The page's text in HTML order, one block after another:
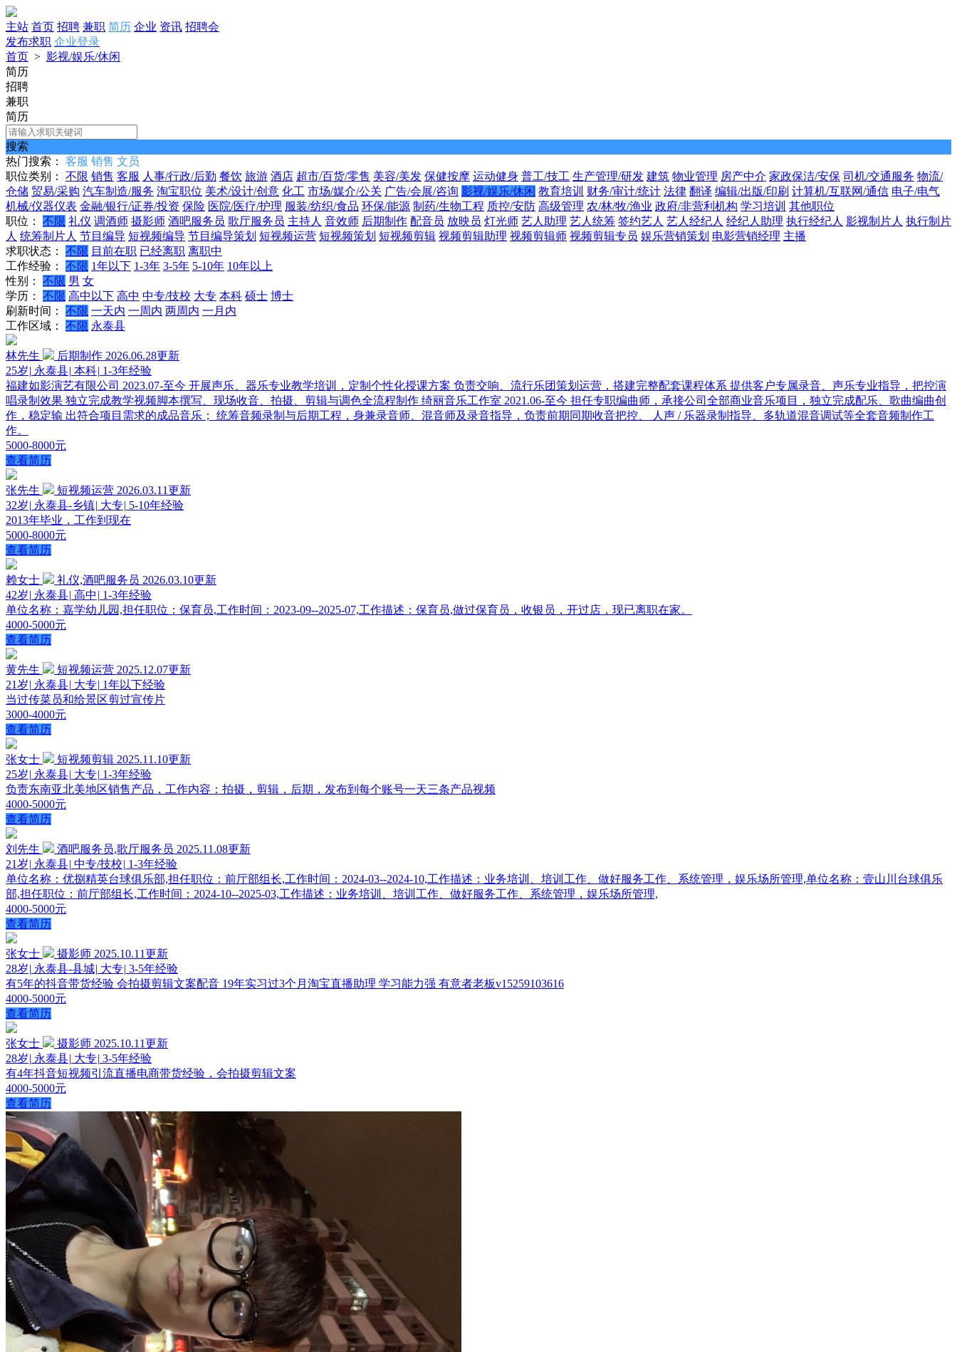
主站 首页 招聘 兼职 简历 企业 资讯 招聘会
发布求职 企业登录
首页 > 影视/娱乐/休闲
简历
招聘
兼职
简历
搜索
热门搜索：
客服 销售 文员
职位类别：
不限 销售 客服 人事/行政/后勤 餐饮 旅游 酒店 超市/百货/零售 美容/美发 保健按摩 运动健身 普工/技工 生产管理/研发 建筑 物业管理 房产中介 家政保洁/安保 司机/交通服务 物流/
仓储 贸易/采购 汽车制造/服务 淘宝职位 美术/设计/创意 化工 市场/媒介/公关 广告/会展/咨询 影视/娱乐/休闲 教育培训 财务/审计/统计 法律 翻译 编辑/出版/印刷 计算机/互联网/通信 电子/电气
机械/仪器仪表 金融/银行/证券/投资 保险 医院/医疗/护理 服装/纺织/食品 环保/能源 制药/生物工程 质控/安防 高级管理 农/林/牧/渔业 政府/非营利机构 学习培训 其他职位
职位：
不限 礼仪 调酒师 摄影师 酒吧服务员 歌厅服务员 主持人 音效师 后期制作 配音员 放映员 灯光师 艺人助理 艺人统筹 签约艺人 艺人经纪人 经纪人助理 执行经纪人 影视制片人 执行制片
人 统筹制片人 节目编导 短视频编导 节目编导策划 短视频运营 短视频策划 短视频剪辑 视频剪辑助理 视频剪辑师 视频剪辑专员 娱乐营销策划 电影营销经理 主播
求职状态：
不限 目前在职 已经离职 离职中
工作经验：
不限 1年以下 1-3年 3-5年 5-10年 10年以上
性别：
不限 男 女
学历：
不限 高中以下 高中 中专/技校 大专 本科 硕士 博士
刷新时间：
不限 一天内 一周内 两周内 一月内
工作区域：
不限 永泰县
林先生 后期制作 2026.06.28更新
25岁| 永泰县| 本科| 1-3年经验
福建如影演艺有限公司 2023.07-至今 开展声乐、器乐专业教学培训，定制个性化授课方案 负责交响、流行乐团策划运营，搭建完整配套课程体系 提供客户专属录音、声乐专业指导，把控演
唱录制效果 独立完成教学视频脚本撰写、现场收音、拍摄、剪辑与调色全流程制作 绮丽音乐工作室 2021.06-至今 担任专职编曲师，承接公司全部商业音乐项目，独立完成配乐、歌曲编曲创
作，稳定输 出符合项目需求的成品音乐； 统筹音频录制与后期工程，身兼录音师、混音师及录音指导，负责前期同期收音把控、 人声 / 乐器录制指导、多轨道混音调试等全套音频制作工
作。
5000-8000元
查看简历
张先生 短视频运营 2026.03.11更新
32岁| 永泰县-乡镇| 大专| 5-10年经验
2013年毕业，工作到现在
5000-8000元
查看简历
赖女士 礼仪,酒吧服务员 2026.03.10更新
42岁| 永泰县| 高中 | 1-3年经验
单位名称：嘉学幼儿园,担任职位：保育员,工作时间：2023-09--2025-07,工作描述：保育员,做过保育员，收银员，开过店，现已离职在家。
4000-5000元
查看简历
黄先生 短视频运营 2025.12.07更新
21岁| 永泰县| 大专| 1年以下经验
当过传菜员和给景区剪过宣传片
3000-4000元
查看简历
张女士 短视频剪辑 2025.11.10更新
25岁| 永泰县| 大专| 1-3年经验
负责东南亚北美地区销售产品，工作内容：拍摄，剪辑，后期，发布到每个账号一天三条产品视频
4000-5000元
查看简历
刘先生 酒吧服务员,歌厅服务员 2025.11.08更新
21岁| 永泰县| 中专/技校| 1-3年经验
单位名称：优捌精英台球俱乐部,担任职位：前厅部组长,工作时间：2024-03--2024-10,工作描述：业务培训、培训工作、做好服务工作、系统管理，娱乐场所管理,单位名称：壹山川台球俱乐
部,担任职位：前厅部组长,工作时间：2024-10--2025-03,工作描述：业务培训、培训工作、做好服务工作、系统管理，娱乐场所管理,
4000-5000元
查看简历
张女士 摄影师 2025.10.11更新
28岁| 永泰县-县城| 大专| 3-5年经验
有5年的抖音带货经验 会拍摄剪辑文案配音 19年实习过3个月淘宝直播助理 学习能力强 有意者老板v15259103616
4000-5000元
查看简历
张女士 摄影师 2025.10.11更新
28岁| 永泰县| 大专| 3-5年经验
有4年抖音短视频引流直播电商带货经验，会拍摄剪辑文案
4000-5000元
查看简历